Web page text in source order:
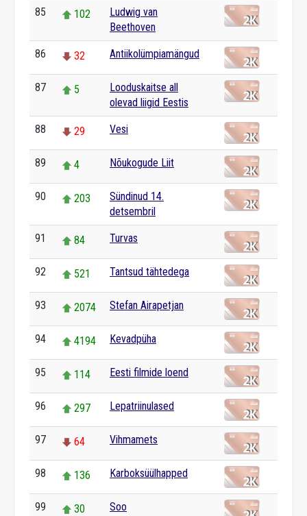
85 102
Ludwig van
Beethoven
86 32 Antiikolümpiamängud
87 5
Looduskaitse all
olevad liigid Eestis
88 29 Vesi
89 4 Nõukogude Liit
90 203
Sündinud 14.
detsembril
91 84 Turvas
92 521 Tantsud tähtedega
93 2074 Stefan Airapetjan
94 4194 Kevadpüha
95 114 Eesti filmide loend
96 297 Lepatriinulased
97 64 Vihmamets
98 136 Karboksüülhapped
99 30 Soo